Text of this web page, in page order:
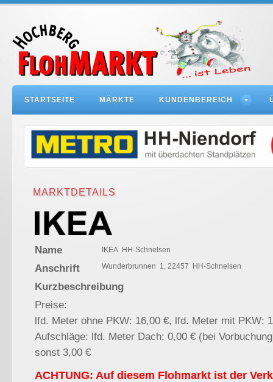
STARTSEITE MÄRKTE KUNDENBEREICH
MARKTDETAILS
Name IKEA HH-Schnelsen
Anschrift Wunderbrunnen 1, 22457 HH-Schnelsen
Kurzbeschreibung
Preise:
lfd. Meter ohne PKW: 16,00 €, lfd. Meter mit PKW:
Aufschläge: lfd. Meter Dach: 0,00 € (bei
sonst 3,00 €
ACHTUNG: Auf diesem Flohmarkt ist der